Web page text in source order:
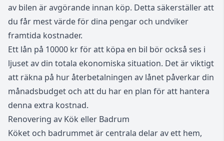
av bilen är avgörande innan köp. Detta säkerställer att
du får mest värde för dina pengar och undviker
framtida kostnader.
Ett lån på 10000 kr för att köpa en bil bör också ses i
ljuset av din totala ekonomiska situation. Det är viktigt
att räkna på hur återbetalningen av lånet påverkar din
månadsbudget och att du har en plan för att hantera
denna extra kostnad.
Renovering av Kök eller Badrum
Köket och badrummet är centrala delar av ett hem,